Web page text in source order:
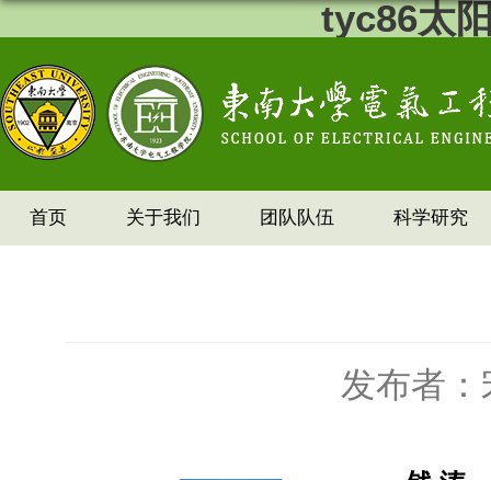
tyc86太
首页 关于我们 团队队伍 科学研究
发布者：